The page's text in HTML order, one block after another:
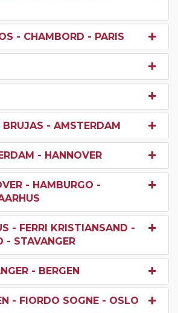
- CHAMBORD - PARIS
BRUJAS - AMSTERDAM
- HANNOVER
- HAMBURGO -
- FERRI KRISTIANSAND -
- STAVANGER
- BERGEN
- FIORDO SOGNE - OSLO